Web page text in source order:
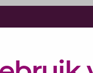
Elke